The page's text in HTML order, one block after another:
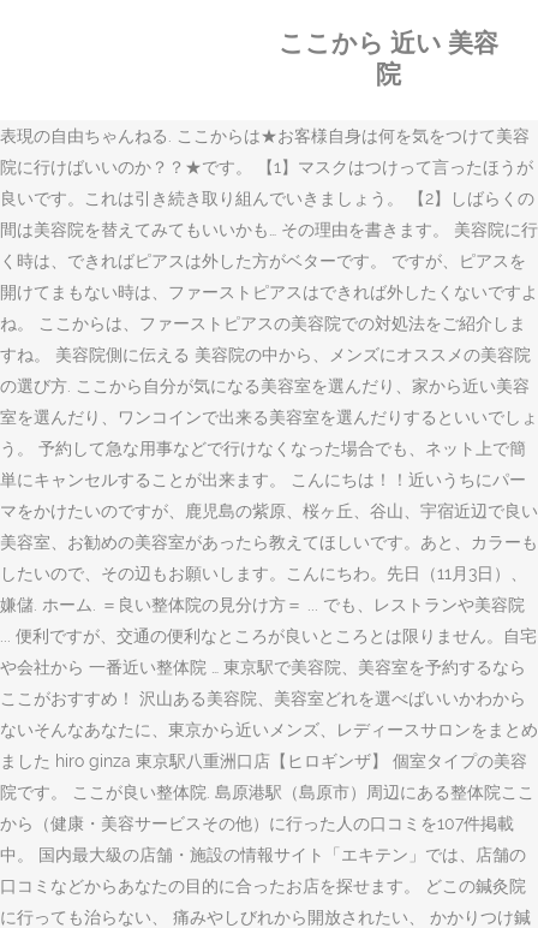
ここから 近い 美容
院
表現の自由ちゃんねる. ここからは★お客様自身は何を気をつけて美容
院に行けばいいのか？？★です。 【1】マスクはつけって言ったほうが
良いです。これは引き続き取り組んでいきましょう。 【2】しばらくの
間は美容院を替えてみてもいいかも… その理由を書きます。 美容院に行
く時は、できればピアスは外した方がベターです。 ですが、ピアスを
開けてまもない時は、ファーストピアスはできれば外したくないですよ
ね。 ここからは、ファーストピアスの美容院での対処法をご紹介しま
すね。 美容院側に伝える 美容院の中から、メンズにオススメの美容院
の選び方. ここから自分が気になる美容室を選んだり、家から近い美容
室を選んだり、ワンコインで出来る美容室を選んだりするといいでしょ
う。 予約して急な用事などで行けなくなった場合でも、ネット上で簡
単にキャンセルすることが出来ます。 こんにちは！！近いうちにパー
マをかけたいのですが、鹿児島の紫原、桜ヶ丘、谷山、宇宿近辺で良い
美容室、お勧めの美容室があったら教えてほしいです。あと、カラーも
したいので、その辺もお願いします。こんにちわ。先日（11月3日）、
嫌儲. ホーム. ＝良い整体院の見分け方＝ ... でも、レストランや美容院
... 便利ですが、交通の便利なところが良いところとは限りません。自宅
や会社から 一番近い整体院 … 東京駅で美容院、美容室を予約するなら
ここがおすすめ！ 沢山ある美容院、美容室どれを選べばいいかわから
ないそんなあなたに、東京から近いメンズ、レディースサロンをまとめ
ました hiro ginza 東京駅八重洲口店【ヒロギンザ】 個室タイプの美容
院です。 ここが良い整体院. 島原港駅（島原市）周辺にある整体院ここ
から（健康・美容サービスその他）に行った人の口コミを107件掲載
中。 国内最大級の店舗・施設の情報サイト「エキテン」では、店舗の
口コミなどからあなたの目的に合ったお店を探せます。 どこの鍼灸院
に行っても治らない、 痛みやしびれから開放されたい、 かかりつけ鍼